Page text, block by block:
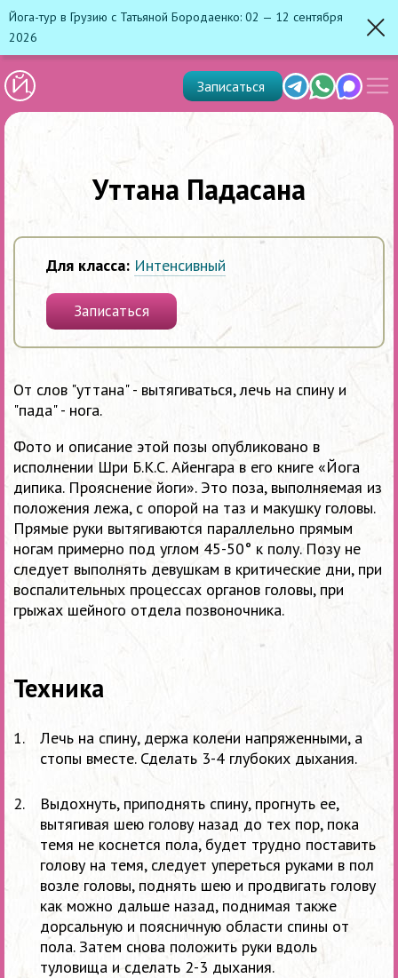
Йога-тур в Грузию с Татьяной Бородаенко: 02 — 12 сентября
2026
TelegramWhats'app
Max
Записаться
меню
Уттана Падасана
Для класса: Интенсивный
Записаться
От слов "уттана" - вытягиваться, лечь на спину и
"пада" - нога.
Фото и описание этой позы опубликовано в
исполнении Шри Б.К.С. Айенгара в его книге «Йога
дипика. Прояснение йоги». Это поза, выполняемая из
положения лежа, с опорой на таз и макушку головы.
Прямые руки вытягиваются параллельно прямым
ногам примерно под углом 45-50° к полу. Позу не
следует выполнять девушкам в критические дни, при
воспалительных процессах органов головы, при
грыжах шейного отдела позвоночника.
Техника
Лечь на спину, держа колени напряженными, а
стопы вместе. Сделать 3-4 глубоких дыхания.
Выдохнуть, приподнять спину, прогнуть ее,
вытягивая шею голову назад до тех пор, пока
темя не коснется пола, будет трудно поставить
голову на темя, следует упереться руками в пол
возле головы, поднять шею и продвигать голову
как можно дальше назад, поднимая также
дорсальную и поясничную области спины от
пола. Затем снова положить руки вдоль
туловища и сделать 2-3 дыхания.